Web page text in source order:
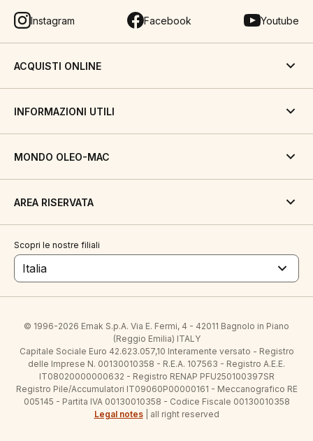
Instagram Facebook Youtube
ACQUISTI ONLINE
INFORMAZIONI UTILI
MONDO OLEO-MAC
AREA RISERVATA
Scopri le nostre filiali
Italia
© 1996-2026 Emak S.p.A. Via E. Fermi, 4 - 42011 Bagnolo in Piano
(Reggio Emilia) ITALY
Capitale Sociale Euro 42.623.057,10 Interamente versato - Registro
delle Imprese N. 00130010358 - R.E.A. 107563 - Registro A.E.E.
IT08020000000632 - Registro RENAP PFU250100397SR
Registro Pile/Accumulatori IT09060P00000161 - Meccanografico RE
005145 - Partita IVA 00130010358 - Codice Fiscale 00130010358
Legal notes| all right reserved